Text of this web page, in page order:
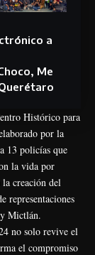
a
Me
Histórico para
por la
13 policías que
la vida por
creación del
representaciones
Mictlán.
no solo revive el
el compromiso